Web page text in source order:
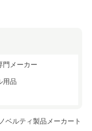
門メーカー
用品
ベルティ製品メーカート